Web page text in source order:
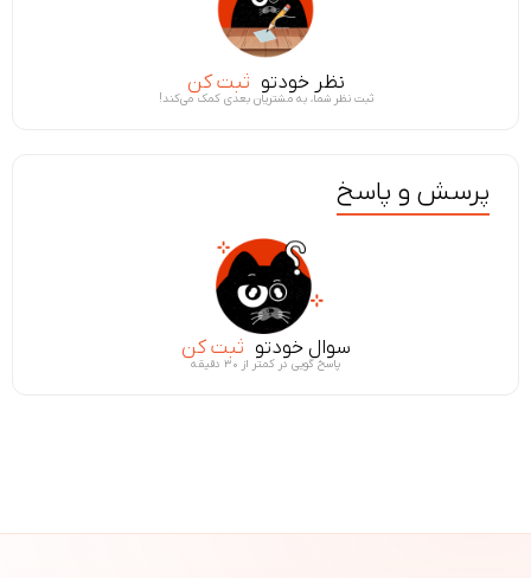
نظر خودتو ثبت کن
ثبت نظر شما، به مشتریان بعدی کمک می‌کند!
پرسش و پاسخ
سوال خودتو ثبت کن
پاسخ گویی در کمتر از ۳۰ دقیقه